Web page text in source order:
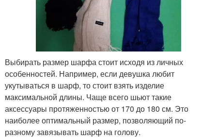
Выбирать размер шарфа стоит исходя из личных
особенностей. Например, если девушка любит
укутываться в шарф, то стоит взять изделие
максимальной длины. Чаще всего шьют такие
аксессуары протяженностью от 170 до 180 см. Это
наиболее оптимальный размер, позволяющий по-
разному завязывать шарф на голову.